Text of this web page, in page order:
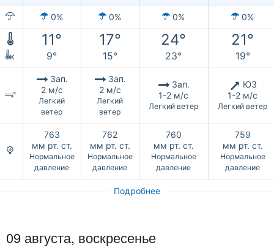
0% 0% 0% 0%
11° 17° 24° 21°
к 9° 15° 23° 19°
Зап.
2 м/с
Легкий
ветер
Зап.
2 м/с
Легкий
ветер
Зап.
1-2 м/с
Легкий ветер
ЮЗ
1-2 м/с
Легкий ветер
763
мм рт. ст.
Нормальное
давление
762
мм рт. ст.
Нормальное
давление
760
мм рт. ст.
Нормальное
давление
759
мм рт. ст.
Нормальное
давление
Подробнее
09 августа, воскресенье